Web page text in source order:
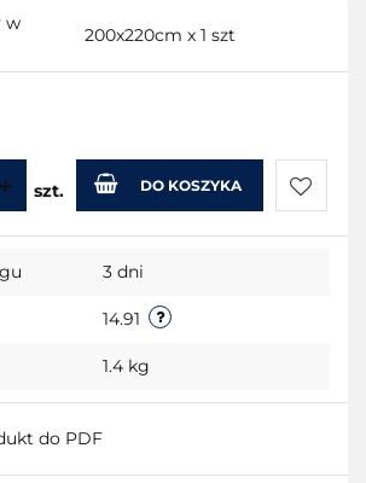
w
200x220cm x 1 szt
szt. DO KOSZYKA
Do
3 dni
14.91
1.4 kg
do PDF